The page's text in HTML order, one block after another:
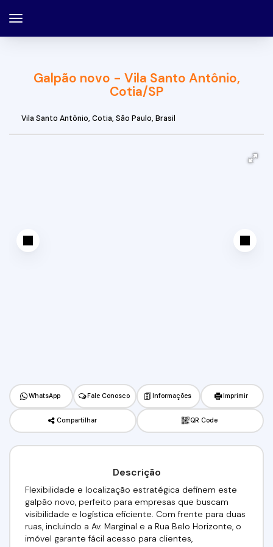
Galpão novo - Vila Santo Antônio,
Cotia/SP
Vila Santo Antônio, Cotia, São Paulo, Brasil
WhatsApp Fale Conosco Informações Imprimir
Compartilhar QR Code
Descrição
Flexibilidade e localização estratégica definem este
galpão novo, perfeito para empresas que buscam
visibilidade e logística eficiente. Com frente para duas
ruas, incluindo a Av. Marginal e a Rua Belo Horizonte, o
imóvel garante fácil acesso para clientes,